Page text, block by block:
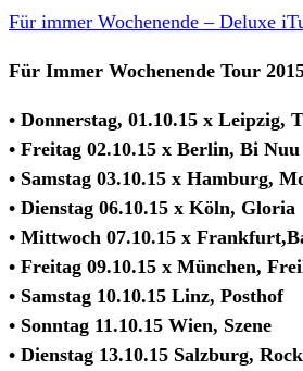
Für immer Wochenende – Deluxe
Für Immer Wochenende Tour
• Donnerstag, 01.10.15 x Leipzig,
• Freitag 02.10.15 x Berlin, Bi Nuu
• Samstag 03.10.15 x Hamburg,
• Dienstag 06.10.15 x Köln, Gloria
• Mittwoch 07.10.15 x
• Freitag 09.10.15 x München,
• Samstag 10.10.15 Linz, Posthof
• Sonntag 11.10.15 Wien, Szene
• Dienstag 13.10.15 Salzburg,